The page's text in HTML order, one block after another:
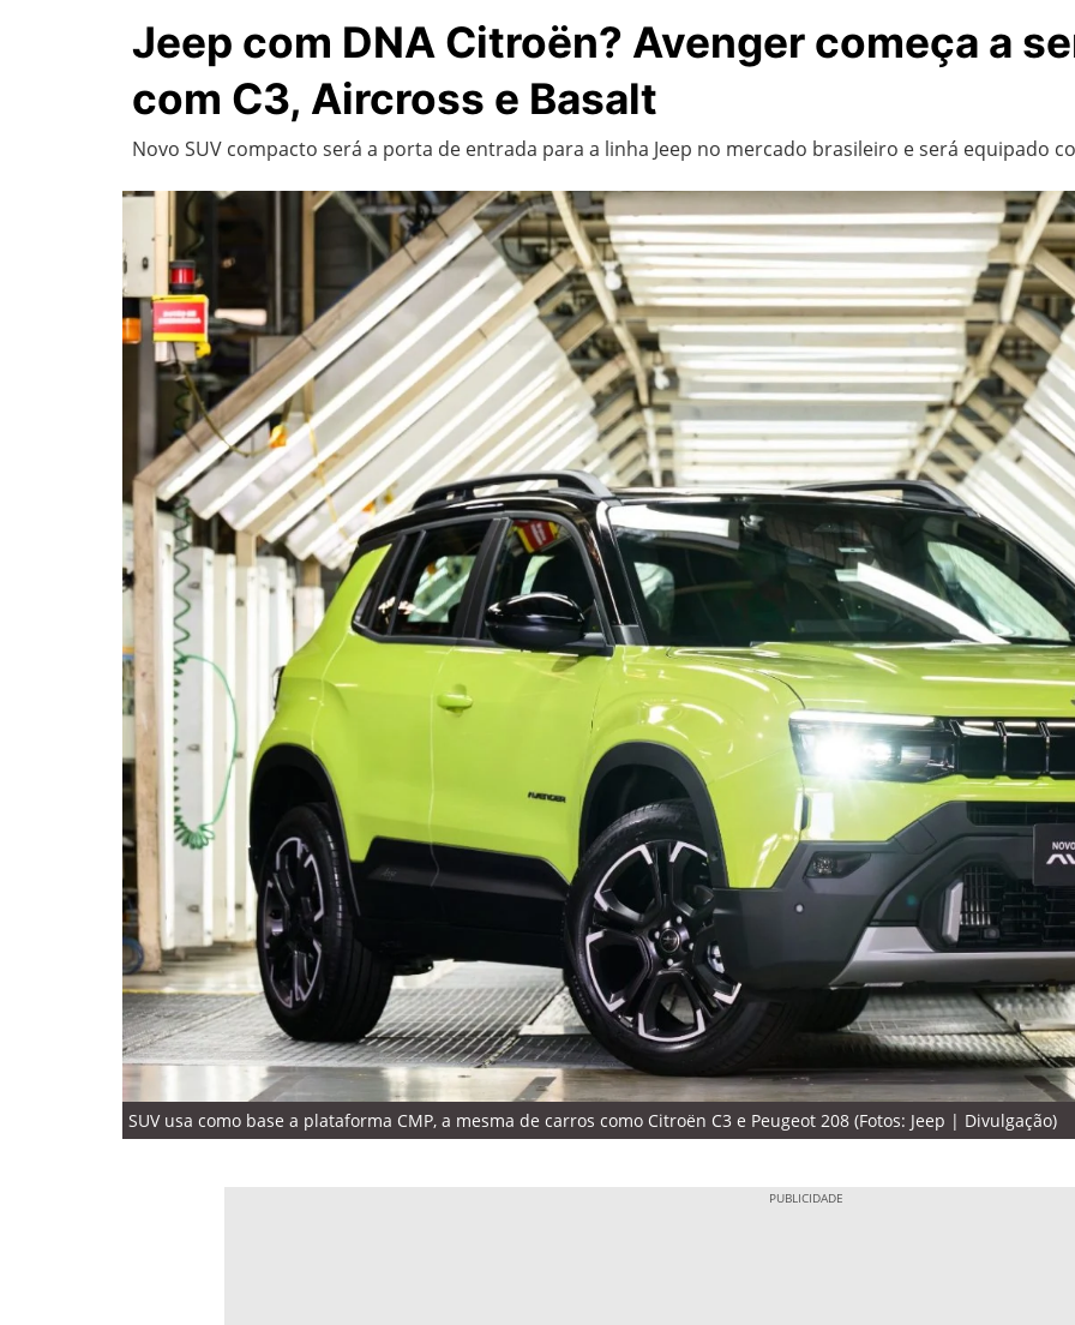
Jeep com DNA Citroën? Avenger começa a
com C3, Aircross e Basalt
Novo SUV compacto será a porta de entrada para a linha Jeep no mercado brasileiro e será equipado
SUV usa como base a plataforma CMP, a mesma de carros como Citroën C3 e Peugeot 208 (Fotos: Jeep | Divulgação)